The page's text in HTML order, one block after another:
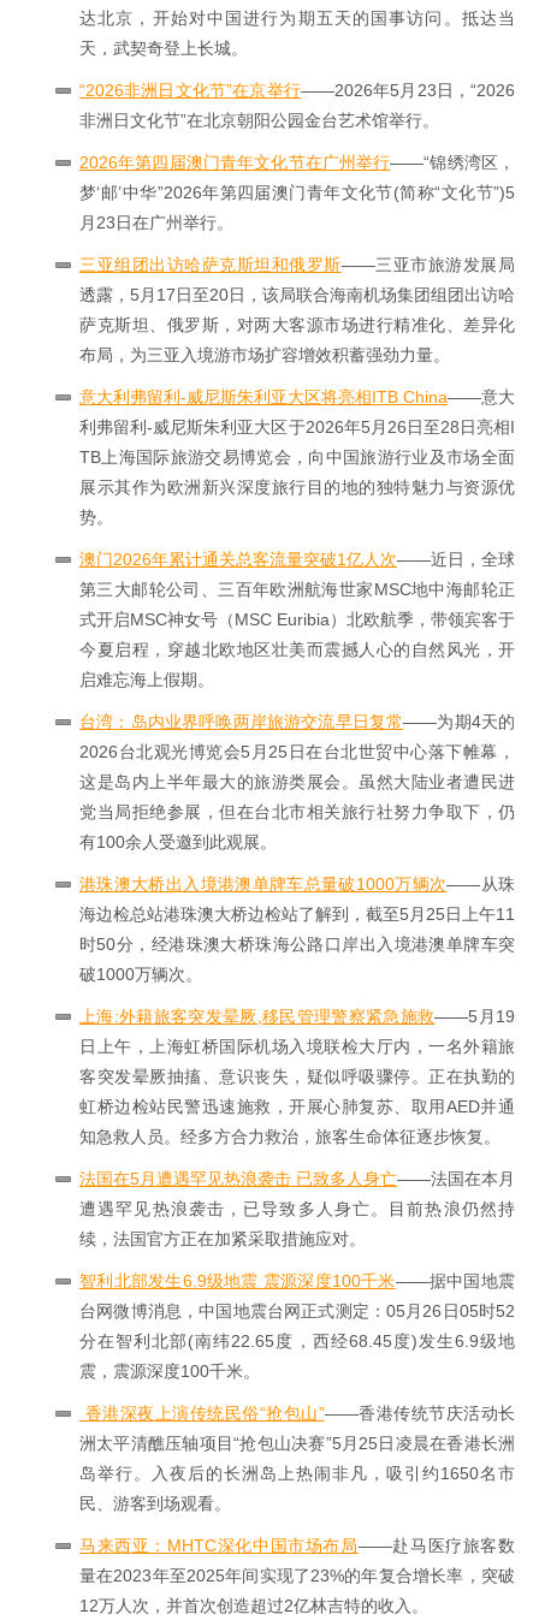
达北京，开始对中国进行为期五天的国事访问。抵达当
天，武契奇登上长城。
“2026非洲日文化节”在京举行——2026年5月23日，“2026
非洲日文化节”在北京朝阳公园金台艺术馆举行。
2026年第四届澳门青年文化节在广州举行——“锦绣湾区，
梦‘邮’中华”2026年第四届澳门青年文化节(简称“文化节”)5
月23日在广州举行。
三亚组团出访哈萨克斯坦和俄罗斯——三亚市旅游发展局
透露，5月17日至20日，该局联合海南机场集团组团出访哈
萨克斯坦、俄罗斯，对两大客源市场进行精准化、差异化
布局，为三亚入境游市场扩容增效积蓄强劲力量。
意大利弗留利-威尼斯朱利亚大区将亮相ITB China——意大
利弗留利-威尼斯朱利亚大区于2026年5月26日至28日亮相I
TB上海国际旅游交易博览会，向中国旅游行业及市场全面
展示其作为欧洲新兴深度旅行目的地的独特魅力与资源优
势。
澳门2026年累计通关总客流量突破1亿人次——近日，全球
第三大邮轮公司、三百年欧洲航海世家MSC地中海邮轮正
式开启MSC神女号（MSC Euribia）北欧航季，带领宾客于
今夏启程，穿越北欧地区壮美而震撼人心的自然风光，开
启难忘海上假期。
台湾：岛内业界呼唤两岸旅游交流早日复常——为期4天的
2026台北观光博览会5月25日在台北世贸中心落下帷幕，
这是岛内上半年最大的旅游类展会。虽然大陆业者遭民进
党当局拒绝参展，但在台北市相关旅行社努力争取下，仍
有100余人受邀到此观展。
港珠澳大桥出入境港澳单牌车总量破1000万辆次——从珠
海边检总站港珠澳大桥边检站了解到，截至5月25日上午11
时50分，经港珠澳大桥珠海公路口岸出入境港澳单牌车突
破1000万辆次。
上海:外籍旅客突发晕厥,移民管理警察紧急施救——5月19
日上午，上海虹桥国际机场入境联检大厅内，一名外籍旅
客突发晕厥抽搐、意识丧失，疑似呼吸骤停。正在执勤的
虹桥边检站民警迅速施救，开展心肺复苏、取用AED并通
知急救人员。经多方合力救治，旅客生命体征逐步恢复。
法国在5月遭遇罕见热浪袭击 已致多人身亡——法国在本月
遭遇罕见热浪袭击，已导致多人身亡。目前热浪仍然持
续，法国官方正在加紧采取措施应对。
智利北部发生6.9级地震 震源深度100千米——据中国地震
台网微博消息，中国地震台网正式测定：05月26日05时52
分在智利北部(南纬22.65度，西经68.45度)发生6.9级地
震，震源深度100千米。
香港深夜上演传统民俗“抢包山”——香港传统节庆活动长
洲太平清醮压轴项目“抢包山决赛”5月25日凌晨在香港长洲
岛举行。入夜后的长洲岛上热闹非凡，吸引约1650名市
民、游客到场观看。
马来西亚：MHTC深化中国市场布局——赴马医疗旅客数
量在2023年至2025年间实现了23%的年复合增长率，突破
12万人次，并首次创造超过2亿林吉特的收入。